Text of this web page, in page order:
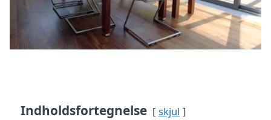
Indholdsfortegnelse skjul